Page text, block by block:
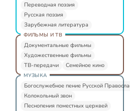
Переводная поэзия
Русская поэзия
Зарубежная литература
ФИЛЬМЫ И ТВ
Документальные фильмы
Художественные фильмы
ТВ-передачи
Семейное кино
МУЗЫКА
Богослужебное пение Русской
Колокольный звон
Песнопения поместных церквей